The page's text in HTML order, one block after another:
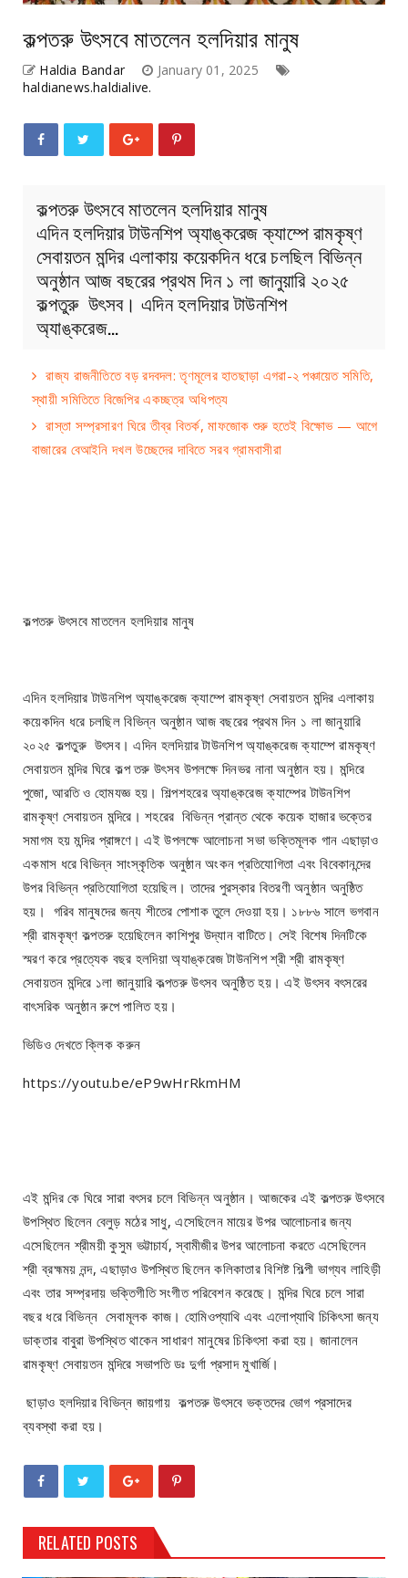
কল্পতরু উৎসবে মাতলেন হলদিয়ার মানুষ
Haldia Bandar
January 01, 2025
haldianews.haldialive.
কল্পতরু উৎসবে মাতলেন হলদিয়ার মানুষ
এদিন হলদিয়ার টাউনশিপ অ্যাঙ্করেজ ক্যাম্পে রামকৃষ্ণ
সেবায়তন মন্দির এলাকায় কয়েকদিন ধরে চলছিল বিভিন্ন
অনুষ্ঠান আজ বছরের প্রথম দিন ১ লা জানুয়ারি ২০২৫
কল্পতুরু উৎসব। এদিন হলদিয়ার টাউনশিপ
অ্যাঙ্করেজ…
রাজ্য রাজনীতিতে বড় রদবদল: তৃণমূলের হাতছাড়া এগরা-২ পঞ্চায়েত সমিতি,
স্থায়ী সমিতিতে বিজেপির একচ্ছত্র অধিপত্য
রাস্তা সম্প্রসারণ ঘিরে তীব্র বিতর্ক, মাফজোক শুরু হতেই বিক্ষোভ — আগে
বাজারের বেআইনি দখল উচ্ছেদের দাবিতে সরব গ্রামবাসীরা
কল্পতরু উৎসবে মাতলেন হলদিয়ার মানুষ
এদিন হলদিয়ার টাউনশিপ অ্যাঙ্করেজ ক্যাম্পে রামকৃষ্ণ সেবায়তন মন্দির এলাকায়
কয়েকদিন ধরে চলছিল বিভিন্ন অনুষ্ঠান আজ বছরের প্রথম দিন ১ লা জানুয়ারি
২০২৫ কল্পতুরু উৎসব। এদিন হলদিয়ার টাউনশিপ অ্যাঙ্করেজ ক্যাম্পে রামকৃষ্ণ
সেবায়তন মন্দির ঘিরে কল্প তরু উৎসব উপলক্ষে দিনভর নানা অনুষ্ঠান হয়। মন্দিরে
পুজো, আরতি ও হোমযজ্ঞ হয়। শিল্পশহরের অ্যাঙ্করেজ ক্যাম্পের টাউনশিপ
রামকৃষ্ণ সেবায়তন মন্দিরে। শহরের বিভিন্ন প্রান্ত থেকে কয়েক হাজার ভক্তের
সমাগম হয় মন্দির প্রাঙ্গণে। এই উপলক্ষে আলোচনা সভা ভক্তিমূলক গান এছাড়াও
একমাস ধরে বিভিন্ন সাংস্কৃতিক অনুষ্ঠান অংকন প্রতিযোগিতা এবং বিবেকানন্দের
উপর বিভিন্ন প্রতিযোগিতা হয়েছিল। তাদের পুরস্কার বিতরণী অনুষ্ঠান অনুষ্ঠিত
হয়। গরিব মানুষদের জন্য শীতের পোশাক তুলে দেওয়া হয়। ১৮৮৬ সালে ভগবান
শ্রী রামকৃষ্ণ কল্পতরু হয়েছিলেন কাশিপুর উদ্যান বাটিতে। সেই বিশেষ দিনটিকে
স্মরণ করে প্রত্যেক বছর হলদিয়া অ্যাঙ্করেজ টাউনশিপ শ্রী শ্রী রামকৃষ্ণ
সেবায়তন মন্দিরে ১লা জানুয়ারি কল্পতরু উৎসব অনুষ্ঠিত হয়। এই উৎসব বৎসরের
বাৎসরিক অনুষ্ঠান রুপে পালিত হয়।
ভিডিও দেখতে ক্লিক করুন
https://youtu.be/eP9wHrRkmHM
এই মন্দির কে ঘিরে সারা বৎসর চলে বিভিন্ন অনুষ্ঠান। আজকের এই কল্পতরু উৎসবে
উপস্থিত ছিলেন বেলুড় মঠের সাধু, এসেছিলেন মায়ের উপর আলোচনার জন্য
এসেছিলেন শ্রীময়ী কুসুম ভট্টাচার্য, স্বামীজীর উপর আলোচনা করতে এসেছিলেন
শ্রী ব্রহ্মময় নন্দ, এছাড়াও উপস্থিত ছিলেন কলিকাতার বিশিষ্ট শিল্পী ভাগ্যব লাহিড়ী
এবং তার সম্প্রদায় ভক্তিগীতি সংগীত পরিবেশন করেছে। মন্দির ঘিরে চলে সারা
বছর ধরে বিভিন্ন সেবামূলক কাজ। হোমিওপ্যাথি এবং এলোপ্যাথি চিকিৎসা জন্য
ডাক্তার বাবুরা উপস্থিত থাকেন সাধারণ মানুষের চিকিৎসা করা হয়। জানালেন
রামকৃষ্ণ সেবায়তন মন্দিরে সভাপতি ডঃ দুর্গা প্রসাদ মুখার্জি।
ছাড়াও হলদিয়ার বিভিন্ন জায়গায় কল্পতরু উৎসবে ভক্তদের ভোগ প্রসাদের
ব্যবস্থা করা হয়।
RELATED POSTS